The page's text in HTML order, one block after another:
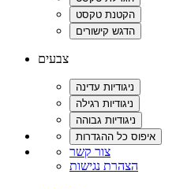
צבעים
צור קשר
הצהרת נגישות